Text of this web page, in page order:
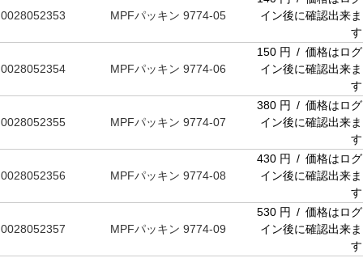
0028052353 MPFパッキン 9774-05
イン後に確認出来ま
す
0028052354 MPFパッキン 9774-06
150 円 / 価格はログ
イン後に確認出来ま
す
0028052355 MPFパッキン 9774-07
380 円 / 価格はログ
イン後に確認出来ま
す
0028052356 MPFパッキン 9774-08
430 円 / 価格はログ
イン後に確認出来ま
す
0028052357 MPFパッキン 9774-09
530 円 / 価格はログ
イン後に確認出来ま
す